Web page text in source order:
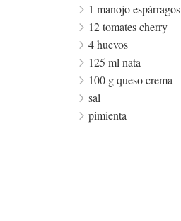
1 manojo espárragos
12 tomates cherry
4 huevos
125 ml nata
100 g queso crema
sal
pimienta